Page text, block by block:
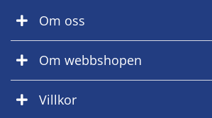
Om oss
Om webbshopen
Villkor